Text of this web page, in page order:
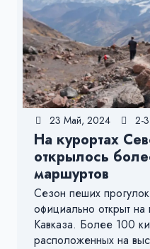
23 Май, 2024 2-
На курортах
открылось
маршуртов
Сезон пеших
официально открыт на
Кавказа. Более 100
расположенных на